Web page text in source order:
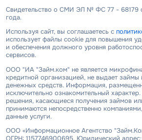
Свидетельство о СМИ ЭЛ № ФС 77 - 68179
года.
Используя сайт, вы соглашаетесь с
использует файлы cookie для повышения
и обеспечения должного уровня
сервисов.
ООО "ИА "Займ.ком" не является
кредитной организацией, не выдает займы
денежных средств. Информация,
исключительно ознакомительный
решения, касающиеся получения займов
принимаются непосредственно
данные услуги.
ООО «Информационное Агентство
ОГРН: 1157746900695. Юридический